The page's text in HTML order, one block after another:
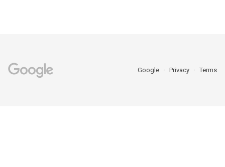
Google Privacy Terms